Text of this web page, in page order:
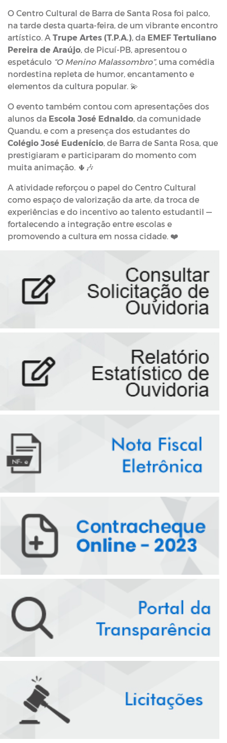
O Centro Cultural de Barra de Santa Rosa foi palco,
na tarde desta quarta-feira, de um vibrante encontro
artístico. A Trupe Artes (T.P.A.), da EMEF Tertuliano
Pereira de Araújo, de Picuí-PB, apresentou o
espetáculo “O Menino Malassombro”, uma comédia
nordestina repleta de humor, encantamento e
elementos da cultura popular. 💫
O evento também contou com apresentações dos
alunos da Escola José Ednaldo, da comunidade
Quandu, e com a presença dos estudantes do
Colégio José Eudenício, de Barra de Santa Rosa, que
prestigiaram e participaram do momento com
muita animação. 🌵🎶
A atividade reforçou o papel do Centro Cultural
como espaço de valorização da arte, da troca de
experiências e do incentivo ao talento estudantil —
fortalecendo a integração entre escolas e
promovendo a cultura em nossa cidade. ❤️